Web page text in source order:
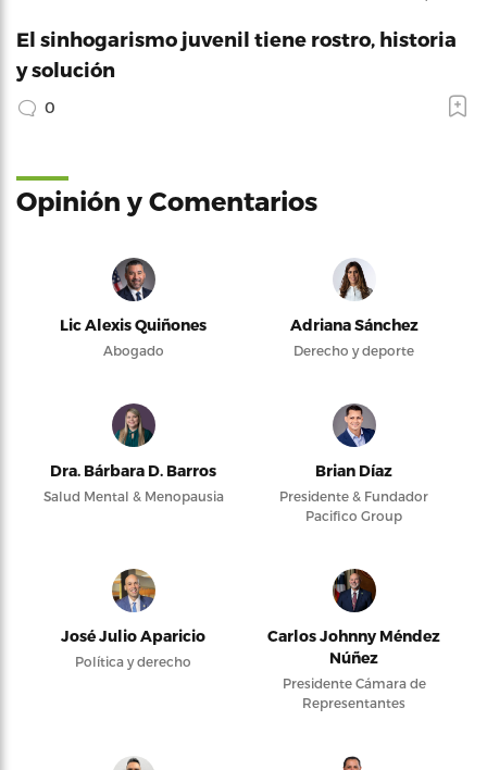
El sinhogarismo juvenil tiene rostro, historia
y solución
0
Opinión y Comentarios
Lic Alexis Quiñones
Abogado
Adriana Sánchez
Derecho y deporte
Dra. Bárbara D. Barros
Salud Mental & Menopausia
Brian Díaz
Presidente & Fundador
Pacifico Group
José Julio Aparicio
Política y derecho
Carlos Johnny Méndez
Núñez
Presidente Cámara de
Representantes